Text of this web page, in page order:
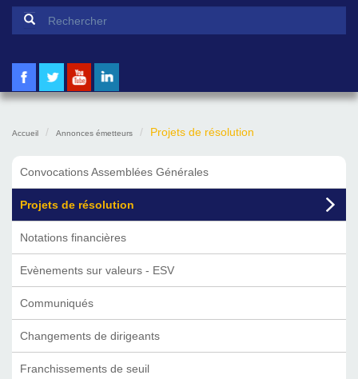
Formulaire de recherche
Accueil Annonces émetteurs Projets de résolution
Convocations Assemblées Générales
Projets de résolution
Notations financières
Evènements sur valeurs - ESV
Communiqués
Changements de dirigeants
Franchissements de seuil